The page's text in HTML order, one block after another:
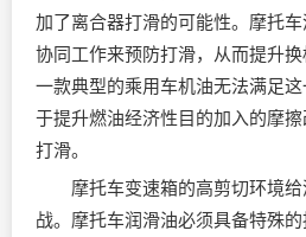
加了离合器打滑的可能性。摩托车
协同工作来预防打滑，从而提升换
一款典型的乘用车机油无法满足
于提升燃油经济性目的加入的摩
打滑。
摩托车变速箱的高剪切环境给
战。摩托车润滑油必须具备特殊